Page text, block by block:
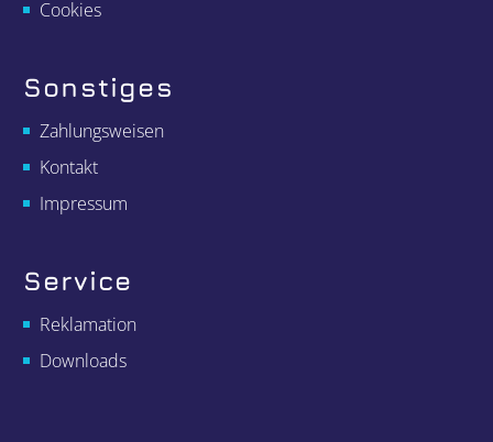
Cookies
Sonstiges
Zahlungsweisen
Kontakt
Impressum
Service
Reklamation
Downloads